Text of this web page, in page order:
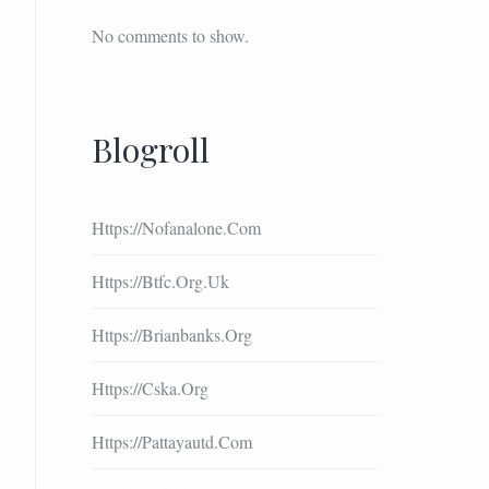
No comments to show.
Blogroll
Https://nofanalone.com
Https://btfc.org.uk
Https://brianbanks.org
Https://cska.org
Https://pattayautd.com